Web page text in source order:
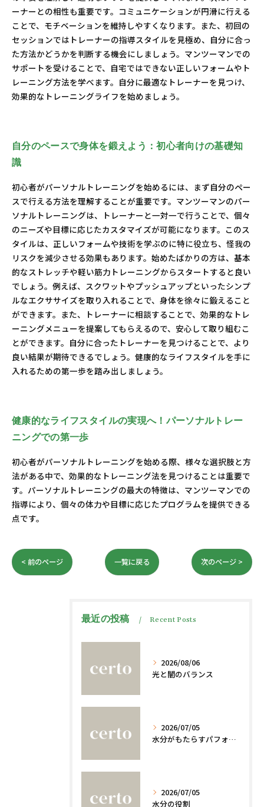
ーナーとの相性も重要です。コミュニケーションが円滑に行える
ことで、モチベーションを維持しやすくなります。また、初回の
セッションではトレーナーの指導スタイルを見極め、自分に合っ
た方法かどうかを判断する機会にしましょう。マンツーマンでの
サポートを受けることで、自宅ではできない正しいフォームやト
レーニング方法を学べます。自分に最適なトレーナーを見つけ、
効果的なトレーニングライフを始めましょう。
自分のペースで身体を鍛えよう：初心者向けの基礎知
識
初心者がパーソナルトレーニングを始めるには、まず自分のペー
スで行える方法を理解することが重要です。マンツーマンのパー
ソナルトレーニングは、トレーナーと一対一で行うことで、個々
のニーズや目標に応じたカスタマイズが可能になります。このス
タイルは、正しいフォームや技術を学ぶのに特に役立ち、怪我の
リスクを減少させる効果もあります。始めたばかりの方は、基本
的なストレッチや軽い筋力トレーニングからスタートすると良い
でしょう。例えば、スクワットやプッシュアップといったシンプ
ルなエクササイズを取り入れることで、身体を徐々に鍛えること
ができます。また、トレーナーに相談することで、効果的なトレ
ーニングメニューを提案してもらえるので、安心して取り組むこ
とができます。自分に合ったトレーナーを見つけることで、より
良い結果が期待できるでしょう。健康的なライフスタイルを手に
入れるための第一歩を踏み出しましょう。
健康的なライフスタイルの実現へ！パーソナルトレー
ニングでの第一歩
初心者がパーソナルトレーニングを始める際、様々な選択肢と方
法がある中で、効果的なトレーニング法を見つけることは重要で
す。パーソナルトレーニングの最大の特徴は、マンツーマンでの
指導により、個々の体力や目標に応じたプログラムを提供できる
点です。
< 前のページ 一覧に戻る 次のページ >
最近の投稿 Recent Posts
2026/08/06
光と闇のバランス
2026/07/05
水分がもたらすパフォーマンスへの影響
2026/07/05
水分の役割